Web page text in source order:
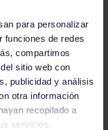
para personalizar
funciones de redes
compartimos
sitio web con
publicidad y análisis
otra información
recopilado a
servicios.
ABSOLUTO